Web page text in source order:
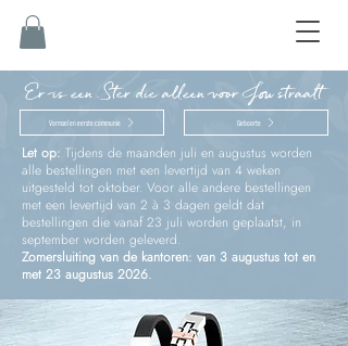
Er is een Ster die alleen voor Jou straalt
Vormsel en eerste communie Geboorte
Let op: Tijdens de maanden juli en augustus worden
alle bestellingen met een levertijd van 4 weken
uitgesteld tot oktober. Voor alle andere bestellingen
met een levertijd van 2 à 3 dagen geldt dat
bestellingen die vanaf 23 juli worden geplaatst, in
september worden geleverd.
Zomersluiting van de kantoren: van 3 augustus tot en
met 23 augustus 2026.